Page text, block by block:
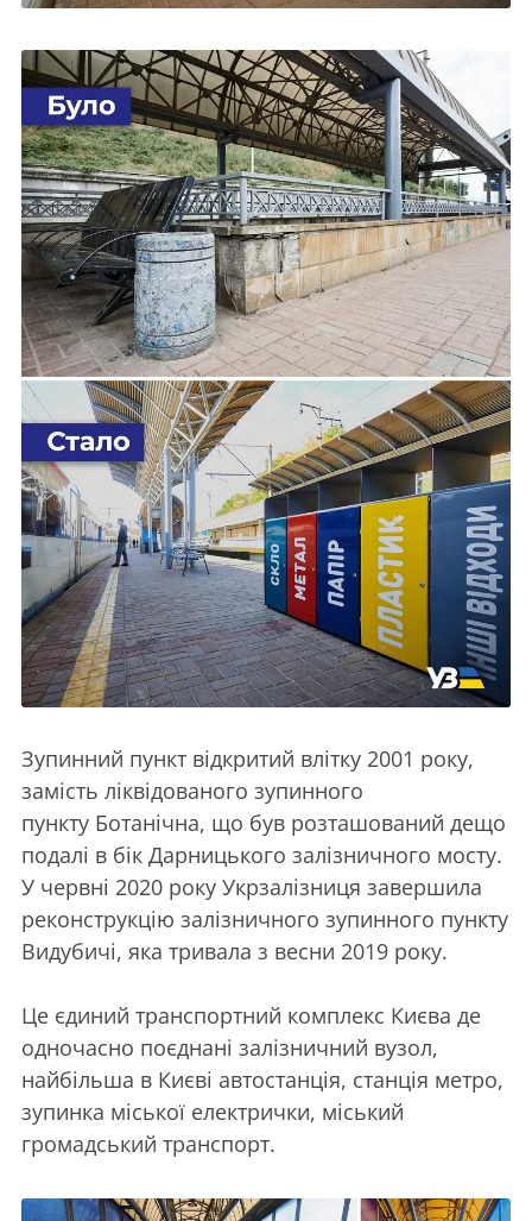
Зупинний пункт відкритий влітку 2001 року,
замість ліквідованого зупинного
пункту Ботанічна, що був розташований дещо
подалі в бік Дарницького залізничного мосту.
У червні 2020 року Укрзалізниця завершила
реконструкцію залізничного зупинного пункту
Видубичі, яка тривала з весни 2019 року.
Це єдиний транспортний комплекс Києва де
одночасно поєднані залізничний вузол,
найбільша в Києві автостанція, станція метро,
зупинка міської електрички, міський
громадський транспорт.